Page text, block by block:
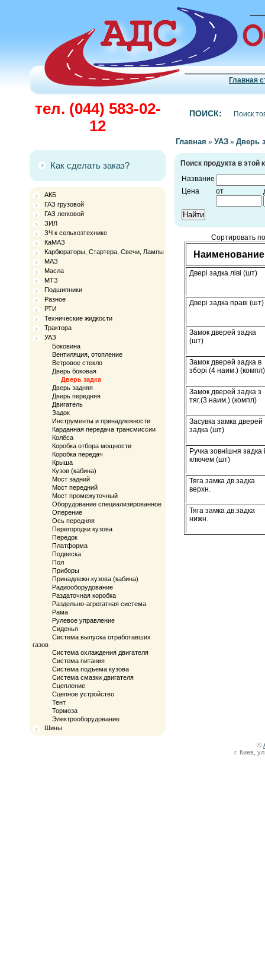
Главная
тел. (044) 583-02-
12
Как сделать заказ?
АКБ
ГАЗ грузовой
ГАЗ легковой
ЗИЛ
ЗЧ к сельхозтехнике
КаМАЗ
Карбюраторы, Стартера, Свечи, Лампы
МАЗ
Масла
МТЗ
Подшипники
Разное
РТИ
Технические жидкости
Трактора
УАЗ
Боковина
Вентиляция, отопление
Ветровое стекло
Дверь боковая
Дверь задка
Дверь задняя
Дверь передняя
Двигатель
Задок
Инструменты и принадлежности
Карданная передача трансмиссии
Колёса
Коробка отбора мощности
Коробка передач
Крыша
Кузов (кабина)
Мост задний
Мост передний
Мост промежуточный
Оборудование специализированное
Оперение
Ось передняя
Перегородки кузова
Передок
Платформа
Подвеска
Пол
Приборы
Принадлежн.кузова (кабина)
Радиооборудование
Раздаточная коробка
Раздельно-агрегатная система
Рама
Рулевое управление
Сиденья
Система выпуска отработавших
газов
Система охлаждения двигателя
Система питания
Система подъема кузова
Система смазки двигателя
Сцепление
Сцепное устройство
Тент
Тормоза
Электрооборудование
Шины
ПОИСК:
1111
Главная » УАЗ » Дверь
Поиск продукта в этой
Название
Цена
от
Сортировать
Наименование
Двері задка ліві (шт)
Двері задка праві (шт)
Замок дверей задка
(шт)
Замок дверей задка в
зборі (4 наим.) (компл)
Замок дверей задка з
тяг.(3 наим.) (компл)
Засувка замка дверей
задка (шт)
Ручка зовнішня задка
ключем (шт)
Тяга замка дв.задка
верхн.
Тяга замка дв.задка
нижн.
©
г. Киев,